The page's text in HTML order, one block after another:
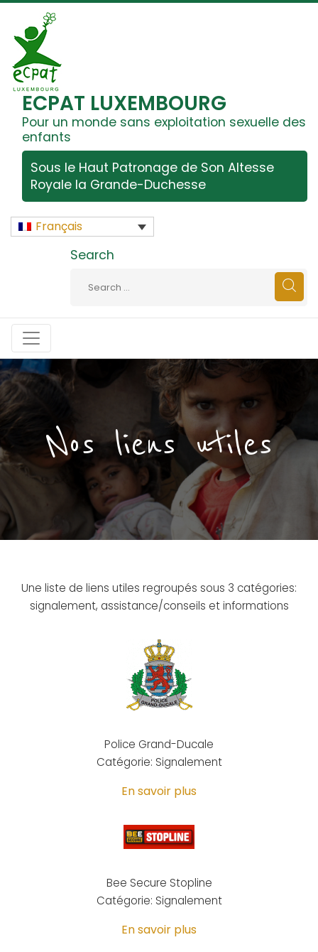
ECPAT LUXEMBOURG
Pour un monde sans exploitation sexuelle des
enfants
Sous le Haut Patronage de Son Altesse
Royale la Grande-Duchesse
Français
Search
Nos liens utiles
Une liste de liens utiles regroupés sous 3 catégories:
signalement, assistance/conseils et informations
Police Grand-Ducale
Catégorie: Signalement
En savoir plus
Bee Secure Stopline
Catégorie: Signalement
En savoir plus